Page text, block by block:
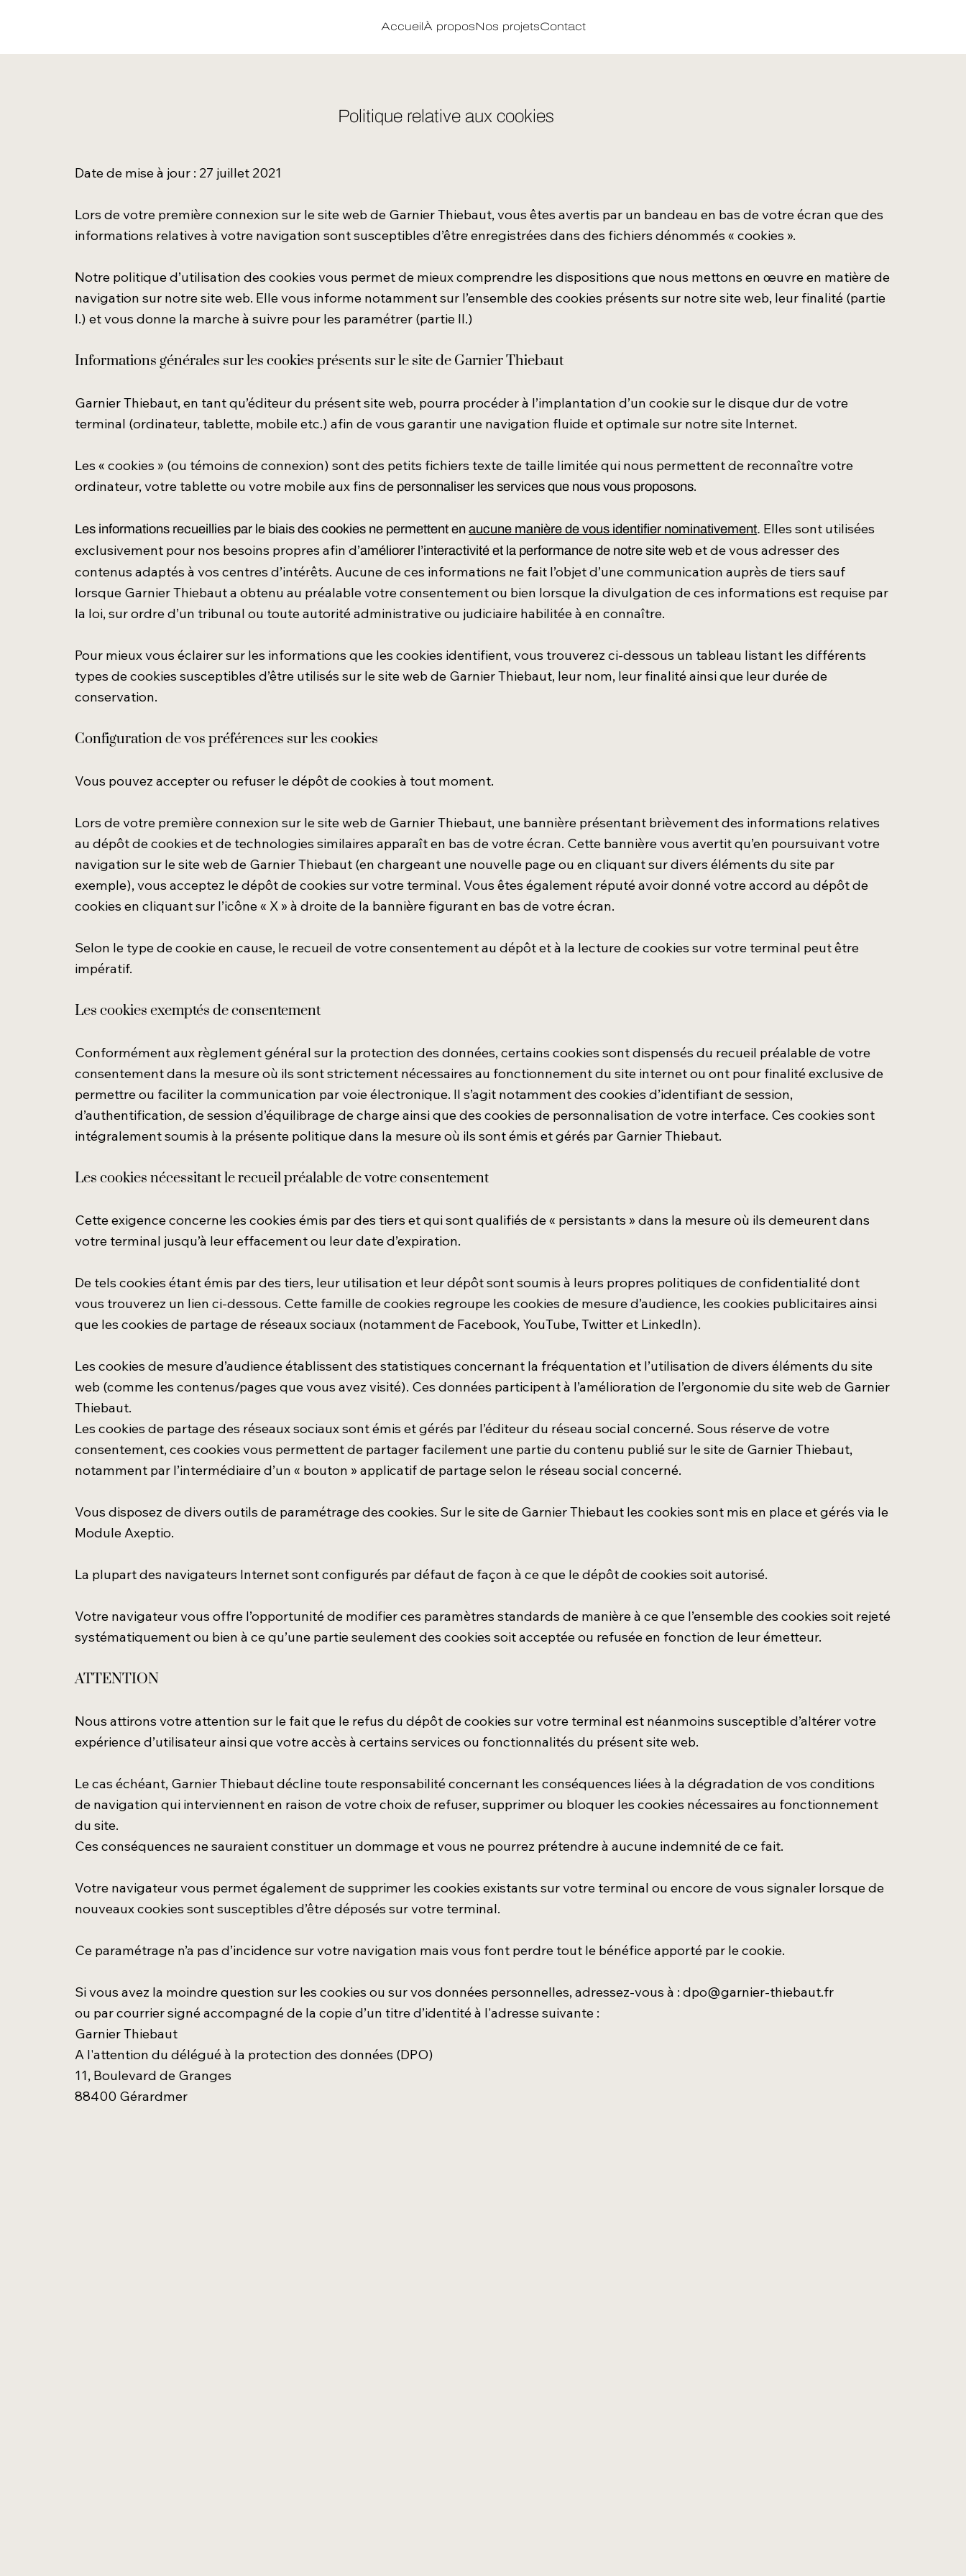
AccueilÀ proposNos projetsContact
Politique relative aux cookies
Date de mise à jour : 27 juillet 2021
Lors de votre première connexion sur le site web de Garnier Thiebaut, vous êtes avertis par un bandeau en bas de votre écran que des
informations relatives à votre navigation sont susceptibles d’être enregistrées dans des fichiers dénommés « cookies ».
Notre politique d’utilisation des cookies vous permet de mieux comprendre les dispositions que nous mettons en œuvre en matière de
navigation sur notre site web. Elle vous informe notamment sur l’ensemble des cookies présents sur notre site web, leur finalité (partie
I.) et vous donne la marche à suivre pour les paramétrer (partie II.)
Informations générales sur les cookies présents sur le site de Garnier Thiebaut
Garnier Thiebaut, en tant qu’éditeur du présent site web, pourra procéder à l’implantation d’un cookie sur le disque dur de votre
terminal (ordinateur, tablette, mobile etc.) afin de vous garantir une navigation fluide et optimale sur notre site Internet.
Les « cookies » (ou témoins de connexion) sont des petits fichiers texte de taille limitée qui nous permettent de reconnaître votre
ordinateur, votre tablette ou votre mobile aux fins de personnaliser les services que nous vous proposons.
Les informations recueillies par le biais des cookies ne permettent enaucune manière de vous identifier nominativement. Elles sont utilisées
exclusivement pour nos besoins propres afin d’améliorer l’interactivité et la performance de notre site web et de vous adresser des
contenus adaptés à vos centres d’intérêts. Aucune de ces informations ne fait l’objet d’une communication auprès de tiers sauf
lorsque Garnier Thiebaut a obtenu au préalable votre consentement ou bien lorsque la divulgation de ces informations est requise par
la loi, sur ordre d’un tribunal ou toute autorité administrative ou judiciaire habilitée à en connaître.
Pour mieux vous éclairer sur les informations que les cookies identifient, vous trouverez ci-dessous un tableau listant les différents
types de cookies susceptibles d’être utilisés sur le site web de Garnier Thiebaut, leur nom, leur finalité ainsi que leur durée de
conservation.
Configuration de vos préférences sur les cookies
Vous pouvez accepter ou refuser le dépôt de cookies à tout moment.
Lors de votre première connexion sur le site web de Garnier Thiebaut, une bannière présentant brièvement des informations relatives
au dépôt de cookies et de technologies similaires apparaît en bas de votre écran. Cette bannière vous avertit qu’en poursuivant votre
navigation sur le site web de Garnier Thiebaut (en chargeant une nouvelle page ou en cliquant sur divers éléments du site par
exemple), vous acceptez le dépôt de cookies sur votre terminal. Vous êtes également réputé avoir donné votre accord au dépôt de
cookies en cliquant sur l’icône « X » à droite de la bannière figurant en bas de votre écran.
Selon le type de cookie en cause, le recueil de votre consentement au dépôt et à la lecture de cookies sur votre terminal peut être
impératif.
Les cookies exemptés de consentement
Conformément aux règlement général sur la protection des données, certains cookies sont dispensés du recueil préalable de votre
consentement dans la mesure où ils sont strictement nécessaires au fonctionnement du site internet ou ont pour finalité exclusive de
permettre ou faciliter la communication par voie électronique. Il s’agit notamment des cookies d’identifiant de session,
d’authentification, de session d’équilibrage de charge ainsi que des cookies de personnalisation de votre interface. Ces cookies sont
intégralement soumis à la présente politique dans la mesure où ils sont émis et gérés par Garnier Thiebaut.
Les cookies nécessitant le recueil préalable de votre consentement
Cette exigence concerne les cookies émis par des tiers et qui sont qualifiés de « persistants » dans la mesure où ils demeurent dans
votre terminal jusqu’à leur effacement ou leur date d’expiration.
De tels cookies étant émis par des tiers, leur utilisation et leur dépôt sont soumis à leurs propres politiques de confidentialité dont
vous trouverez un lien ci-dessous. Cette famille de cookies regroupe les cookies de mesure d’audience, les cookies publicitaires ainsi
que les cookies de partage de réseaux sociaux (notamment de Facebook, YouTube, Twitter et LinkedIn).
Les cookies de mesure d’audience établissent des statistiques concernant la fréquentation et l’utilisation de divers éléments du site
web (comme les contenus/pages que vous avez visité). Ces données participent à l’amélioration de l’ergonomie du site web de Garnier
Thiebaut.
Les cookies de partage des réseaux sociaux sont émis et gérés par l’éditeur du réseau social concerné. Sous réserve de votre
consentement, ces cookies vous permettent de partager facilement une partie du contenu publié sur le site de Garnier Thiebaut,
notamment par l’intermédiaire d’un « bouton » applicatif de partage selon le réseau social concerné.
Vous disposez de divers outils de paramétrage des cookies. Sur le site de Garnier Thiebaut les cookies sont mis en place et gérés via le
Module Axeptio.
La plupart des navigateurs Internet sont configurés par défaut de façon à ce que le dépôt de cookies soit autorisé.
Votre navigateur vous offre l’opportunité de modifier ces paramètres standards de manière à ce que l’ensemble des cookies soit rejeté
systématiquement ou bien à ce qu’une partie seulement des cookies soit acceptée ou refusée en fonction de leur émetteur.
ATTENTION
Nous attirons votre attention sur le fait que le refus du dépôt de cookies sur votre terminal est néanmoins susceptible d’altérer votre
expérience d’utilisateur ainsi que votre accès à certains services ou fonctionnalités du présent site web.
Le cas échéant, Garnier Thiebaut décline toute responsabilité concernant les conséquences liées à la dégradation de vos conditions
de navigation qui interviennent en raison de votre choix de refuser, supprimer ou bloquer les cookies nécessaires au fonctionnement
du site.
Ces conséquences ne sauraient constituer un dommage et vous ne pourrez prétendre à aucune indemnité de ce fait.
Votre navigateur vous permet également de supprimer les cookies existants sur votre terminal ou encore de vous signaler lorsque de
nouveaux cookies sont susceptibles d’être déposés sur votre terminal.
Ce paramétrage n’a pas d’incidence sur votre navigation mais vous font perdre tout le bénéfice apporté par le cookie.
Si vous avez la moindre question sur les cookies ou sur vos données personnelles, adressez-vous à :dpo@garnier-thiebaut.fr
ou par courrier signé accompagné de la copie d’un titre d’identité à l'adresse suivante :
Garnier Thiebaut
A l'attention du délégué à la protection des données (DPO)
11, Boulevard de Granges
88400 Gérardmer